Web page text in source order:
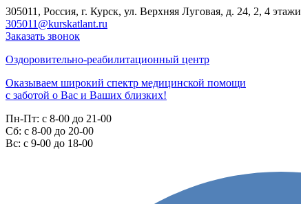
305011, Россия, г. Курск, ул. Верхняя Луговая, д. 24, 2, 4 этажи
305011@kurskatlant.ru
Заказать звонок
Оздоровительно-реабилитационный центр
Оказываем широкий спектр медицинской помощи
с заботой о Вас и Ваших близких!
Пн-Пт: с 8-00 до 21-00
Cб: с 8-00 до 20-00
Вс: с 9-00 до 18-00